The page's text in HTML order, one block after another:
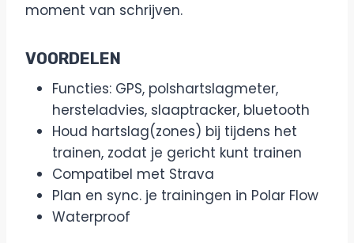
moment van schrijven.
VOORDELEN
Functies: GPS, polshartslagmeter,
hersteladvies, slaaptracker, bluetooth
Houd hartslag(zones) bij tijdens het
trainen, zodat je gericht kunt trainen
Compatibel met Strava
Plan en sync. je trainingen in Polar Flow
Waterproof